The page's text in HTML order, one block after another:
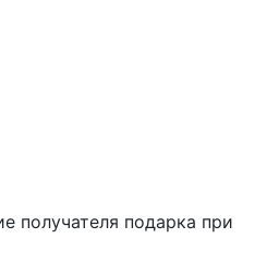
получателя подарка при